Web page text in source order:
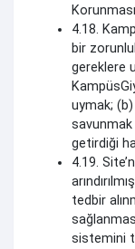
4.18.
bir
gereklere
uymak;
getirdiği
4.19.
tedbir
sistemini